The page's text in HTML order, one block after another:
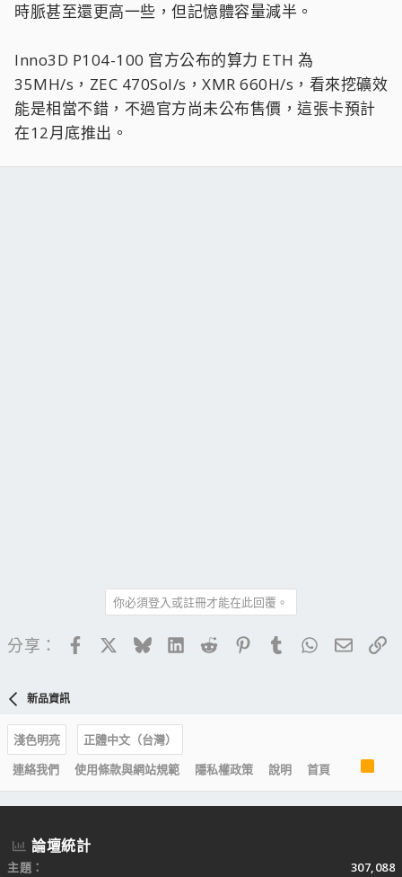
時脈甚至還更高一些，但記憶體容量減半。
Inno3D P104-100 官方公布的算力 ETH 為
35MH/s，ZEC 470Sol/s，XMR 660H/s，看來挖礦效
能是相當不錯，不過官方尚未公布售價，這張卡預計
在12月底推出。
你必須登入或註冊才能在此回覆。
分享： FacebookBlueskyLinkedIn
Reddit PinterestTumblrWhatsApp
電子
新品資訊
淺色明亮
正體中文（台灣）
連絡我們
使用條款與網站規範 隱私權政策 說明 首頁
S
論壇統計
主題
307,088